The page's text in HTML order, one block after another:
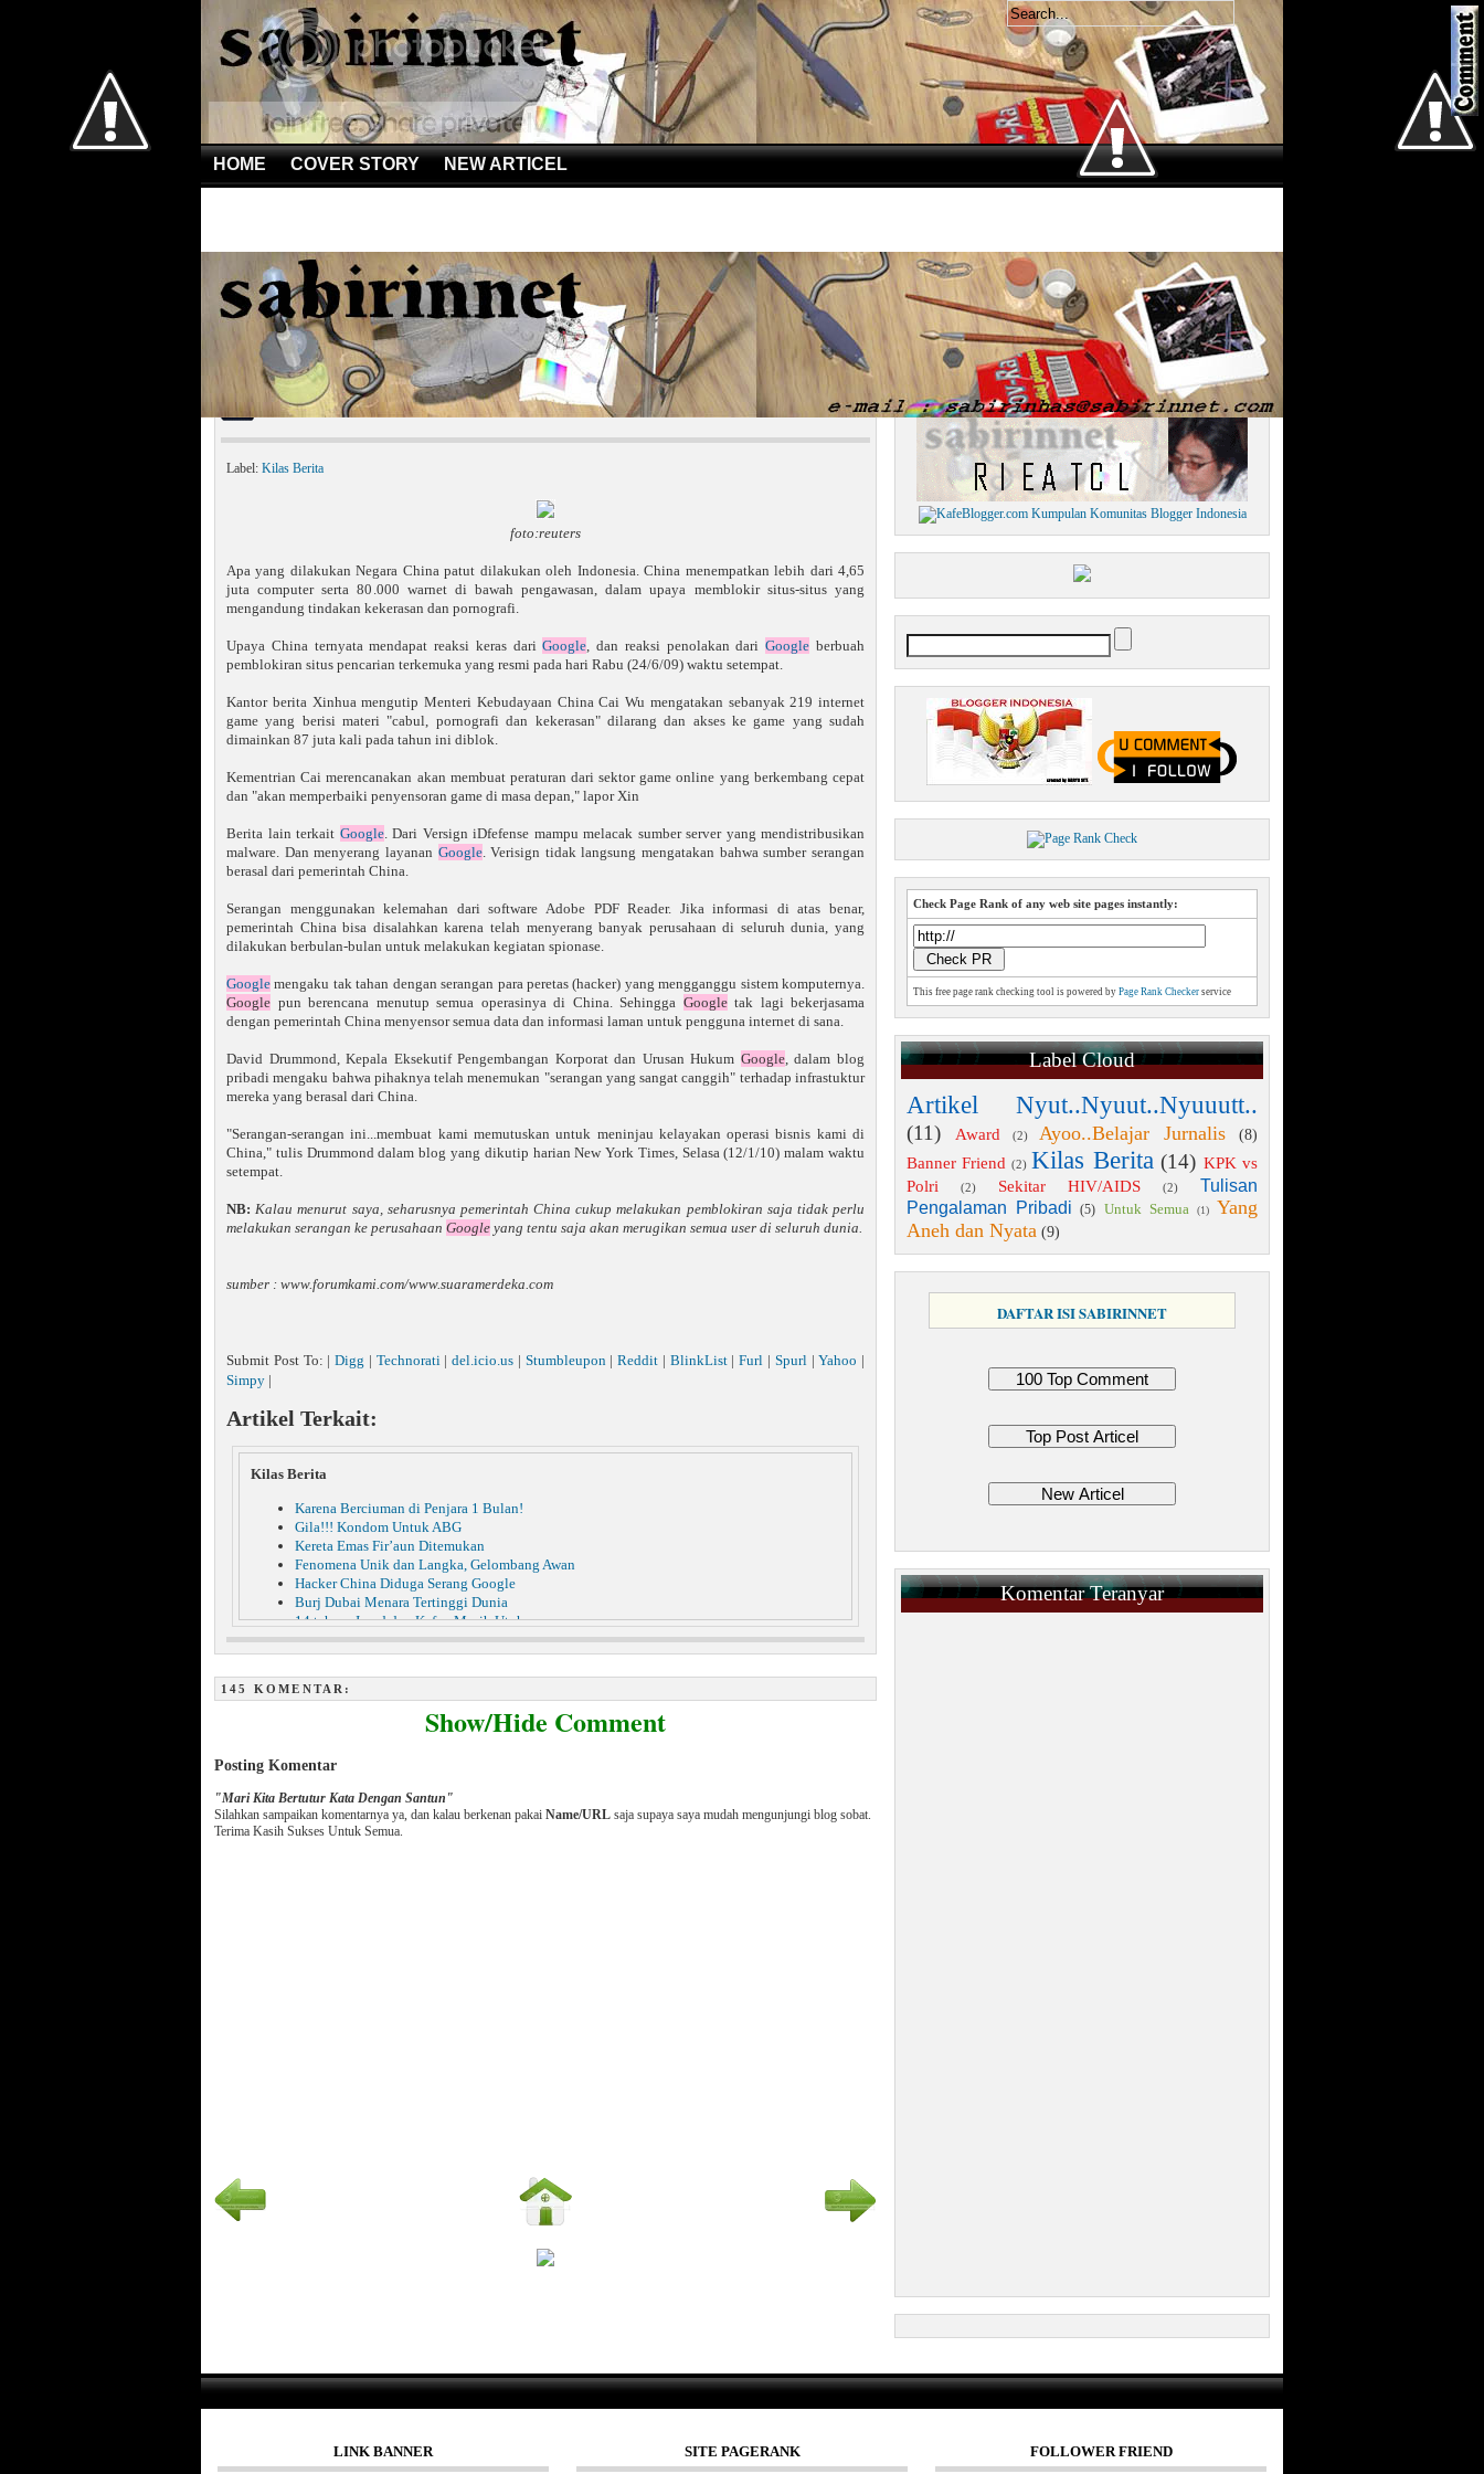
HOME COVER STORY NEW ARTICEL
Kilas Berita»Hacker China Diduga Serang Google
Hacker China Diduga Serang Google
Label: Kilas Berita
foto:reuters
Apa yang dilakukan Negara China patut dilakukan oleh Indonesia. China menempatkan lebih dari 4,65
juta computer serta 80.000 warnet di bawah pengawasan, dalam upaya memblokir situs-situs yang
mengandung tindakan kekerasan dan pornografi.
Upaya China ternyata mendapat reaksi keras dariGoogle, dan reaksi penolakan dariGoogle berbuah
pemblokiran situs pencarian terkemuka yang resmi pada hari Rabu (24/6/09) waktu setempat.
Kantor berita Xinhua mengutip Menteri Kebudayaan China Cai Wu mengatakan sebanyak 219 internet
game yang berisi materi "cabul, pornografi dan kekerasan" dilarang dan akses ke game yang sudah
dimainkan 87 juta kali pada tahun ini diblok.
Kementrian Cai merencanakan akan membuat peraturan dari sektor game online yang berkembang cepat
dan "akan memperbaiki penyensoran game di masa depan," lapor Xin
Berita lain terkait Google. Dari Versign iDfefense mampu melacak sumber server yang mendistribusikan
malware. Dan menyerang layanan Google. Verisign tidak langsung mengatakan bahwa sumber serangan
berasal dari pemerintah China.
Serangan menggunakan kelemahan dari software Adobe PDF Reader. Jika informasi di atas benar,
pemerintah China bisa disalahkan karena telah menyerang banyak perusahaan di seluruh dunia, yang
dilakukan berbulan-bulan untuk melakukan kegiatan spionase.
Google mengaku tak tahan dengan serangan para peretas (hacker) yang mengganggu sistem komputernya.
Google pun berencana menutup semua operasinya di China. Sehingga Googletak lagi bekerjasama
dengan pemerintah China menyensor semua data dan informasi laman untuk pengguna internet di sana.
David Drummond, Kepala Eksekutif Pengembangan Korporat dan Urusan Hukum Google, dalam blog
pribadi mengaku bahwa pihaknya telah menemukan "serangan yang sangat canggih" terhadap infrastuktur
mereka yang berasal dari China.
"Serangan-serangan ini...membuat kami memutuskan untuk meninjau kelayakan operasi bisnis kami di
China," tulis Drummond dalam blog yang dikutip harian New York Times, Selasa (12/1/10) malam waktu
setempat.
NB: Kalau menurut saya, seharusnya pemerintah China cukup melakukan pemblokiran saja tidak perlu
melakukan serangan ke perusahaan Google yang tentu saja akan merugikan semua user di seluruh dunia.
sumber : www.forumkami.com/www.suaramerdeka.com
Submit Post To: |Digg Technorati|del.icio.us Stumbleupon|Reddit BlinkList|Furl Spurl|Yahoo
Simpy
Artikel Terkait:
Kilas Berita
Karena Berciuman di Penjara 1 Bulan!
Gila!!! Kondom Untuk ABG
Kereta Emas Fir’aun Ditemukan
Fenomena Unik dan Langka, Gelombang Awan
Hacker China Diduga Serang Google
Burj Dubai Menara Tertinggi Dunia
14 tahun, Jasad dan Kafan Masih Utuh
Mengerikan!!! Hukuman Rajam Bagi Pria Pezinah
Gadis Lelang keperawanan di Jejaring Sosial | Cuma Rp.12 juta
Tulis Pesan di Blogspot, Supermodel Gantung Diri
60 Manusia Dibunuh, Lemaknya Untuk Bahan Kosmetik
Gagal ke Indonesia, Miyabi Stress Berat
Masya Allah, Korban Gempa Sekitar 4.000 Orang
145 KOMENTAR:
Show/Hide Comment
Posting Komentar
"Mari Kita Bertutur Kata Dengan Santun"
Silahkan sampaikan komentarnya ya, dan kalau berkenan pakai Name/URL saja supaya saya mudah mengunjungi blog sobat.
Terima Kasih Sukses Untuk Semua.
Welcome
Sabtu 8 Agustus 2026
Check Page Rank of any web site pages instantly:
This free page rank checking tool is powered by Page Rank Checker service
Label Cloud
Artikel Nyut..Nyuut..Nyuuutt..
(11) Award (2) Ayoo..Belajar Jurnalis
(8)
Banner Friend (2) Kilas Berita (14) KPK vs
Polri
(2) Sekitar HIV/AIDS (2)
Tulisan
Pengalaman Pribadi (5) Untuk Semua (1)
Yang
Aneh dan Nyata (9)
DAFTAR ISI SABIRINNET
Komentar Teranyar
LINK BANNER SITE PAGERANK FOLLOWER FRIEND